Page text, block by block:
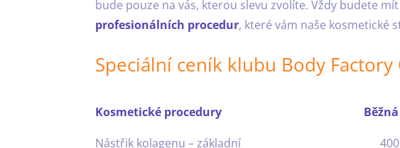
bude pouze na vás, kterou slevu zvolíte. Vždy budete mít
profesionálních procedur, které vám naše kosmetické
Speciální ceník klubu Body
Kosmetické procedury Běžná
Nástřik kolagenu – základní